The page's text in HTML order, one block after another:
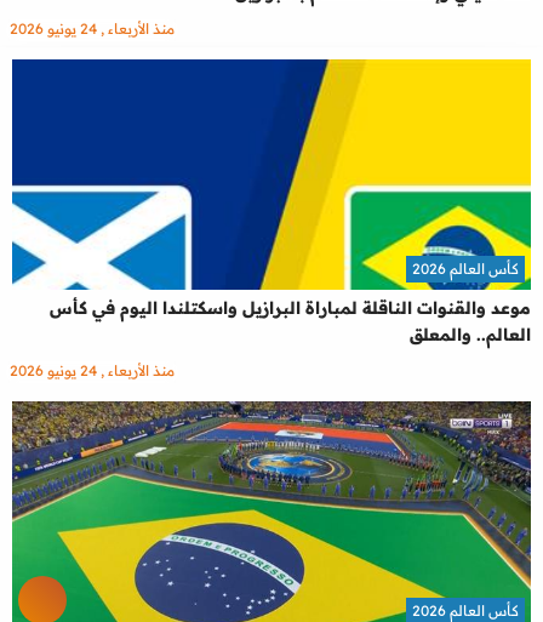
منذ الأربعاء , 24 يونيو 2026
موعد والقنوات الناقلة لمباراة البرازيل واسكتلندا اليوم في كأس
العالم.. والمعلق
كأس العالم 2026
منذ الأربعاء , 24 يونيو 2026
كأس العالم 2026